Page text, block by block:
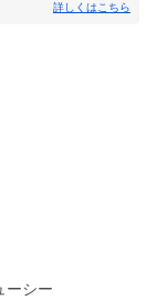
詳しくはこちら
ーシー